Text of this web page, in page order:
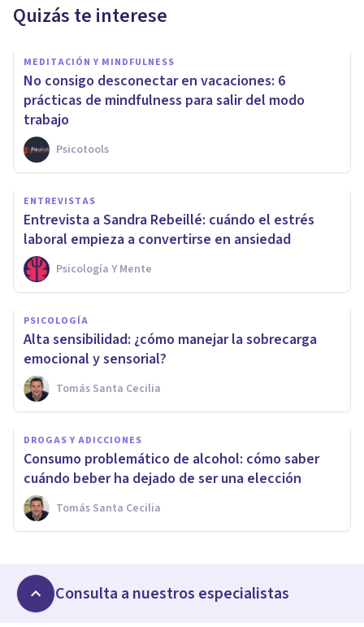
Quizás te interese
MEDITACIÓN Y MINDFULNESS
No consigo desconectar en vacaciones: 6
prácticas de mindfulness para salir del modo
trabajo
Psicotools
ENTREVISTAS
Entrevista a Sandra Rebeillé: cuándo el estrés
laboral empieza a convertirse en ansiedad
Psicología Y Mente
PSICOLOGÍA
Alta sensibilidad: ¿cómo manejar la sobrecarga
emocional y sensorial?
Tomás Santa Cecilia
DROGAS Y ADICCIONES
Consumo problemático de alcohol: cómo saber
cuándo beber ha dejado de ser una elección
Tomás Santa Cecilia
Consulta a nuestros especialistas